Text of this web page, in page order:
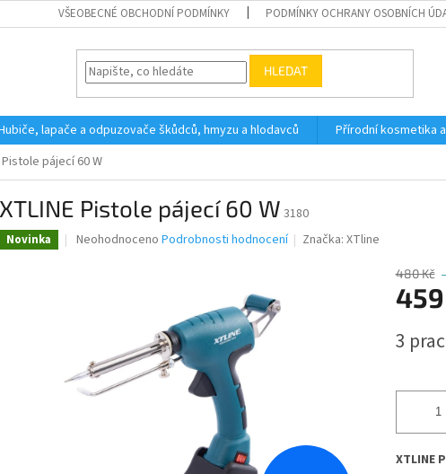
VŠEOBECNÉ OBCHODNÍ PODMÍNKY PODMÍNKY OCHRANY OSOBNÍCH
HLEDAT
lapače a odpuzovače škůdců, hmyzu a hlodavců Přírodní kosmetika
Pistole pájecí 60 W
XTLINE Pistole pájecí 60 W 3180
Novinka
Průměrné
hvězdiček.
Neohodnoceno Podrobnosti hodnocení Značka:XTline
480 Kč
cena:
3
XTLINE